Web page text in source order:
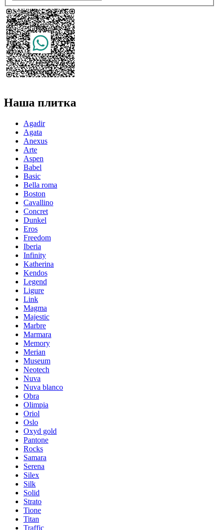
Наша плитка
Agadir
Agata
Anexus
Arte
Aspen
Babel
Basic
Bella roma
Boston
Cavallino
Concret
Dunkel
Eros
Freedom
Iberia
Infinity
Katherina
Kendos
Legend
Ligure
Link
Magma
Majestic
Marbre
Marmara
Memory
Merian
Museum
Neotech
Nuva
Nuva blanco
Obra
Olimpia
Oriol
Oslo
Oxyd gold
Pantone
Rocks
Samara
Serena
Silex
Silk
Solid
Strato
Tione
Titan
Traffic